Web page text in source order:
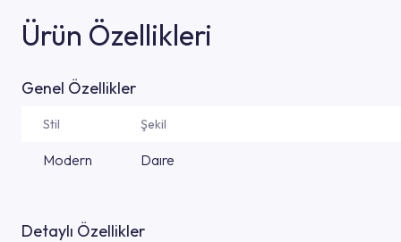
Ürün Özellikleri
Genel Özellikler
Stil Şekil
Modern Daıre
Detaylı Özellikler